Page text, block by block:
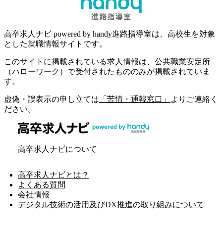
高卒求人ナビ powered by handy進路指導室は、高校生を対象
とした就職情報サイトです。
このサイトに掲載されている求人情報は、公共職業安定所
（ハローワーク）で受付されたもののみが掲載されていま
す。
虚偽・誤表示の申し立ては 「苦情・通報窓口」
よりご連絡く
ださい。
高卒求人ナビについて
高卒求人ナビとは？
よくある質問
会社情報
デジタル技術の活用及びDX推進の取り組みについて